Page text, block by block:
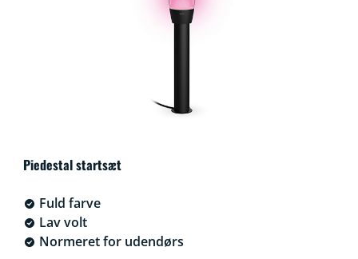
Piedestal startsæt
Fuld farve
Lav volt
Normeret for udendørs